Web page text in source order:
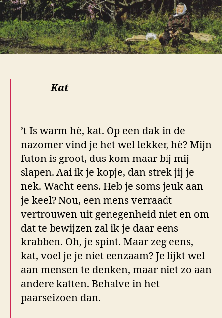
Kat
’t Is warm hè, kat. Op een dak in de
nazomer vind je het wel lekker, hè? Mijn
futon is groot, dus kom maar bij mij
slapen. Aai ik je kopje, dan strek jij je
nek. Wacht eens. Heb je soms jeuk aan
je keel? Nou, een mens verraadt
vertrouwen uit genegenheid niet en om
dat te bewijzen zal ik je daar eens
krabben. Oh, je spint. Maar zeg eens,
kat, voel je je niet eenzaam? Je lijkt wel
aan mensen te denken, maar niet zo aan
andere katten. Behalve in het
paarseizoen dan.